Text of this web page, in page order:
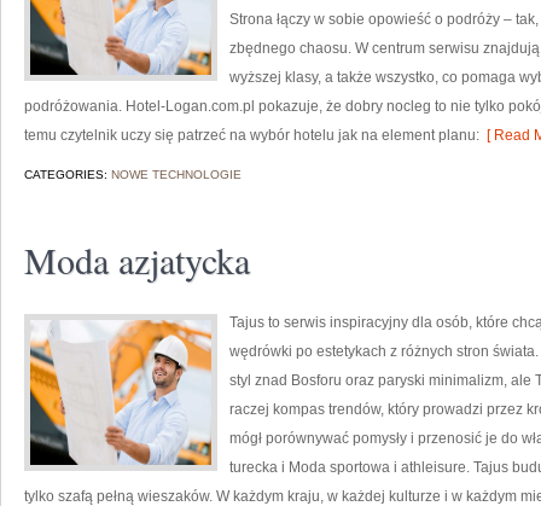
Strona łączy w sobie opowieść o podróży –
zbędnego chaosu. W centrum serwisu
wyższej klasy, a także wszystko, co pomaga
podróżowania. Hotel-Logan.com.pl pokazuje, że dobry nocleg to nie tylko
temu czytelnik uczy się patrzeć na wybór hotelu jak na element planu: [ Read
CATEGORIES: NOWE TECHNOLOGIE
Moda azjatycka
Tajus to serwis inspiracyjny dla osób, które
wędrówki po estetykach z różnych stron
styl znad Bosforu oraz paryski minimalizm, ale
raczej kompas trendów, który prowadzi przez
mógł porównywać pomysły i przenosić je do
turecka i Moda sportowa i athleisure. Tajus
tylko szafą pełną wieszaków. W każdym kraju, w każdej kulturze i w każdym